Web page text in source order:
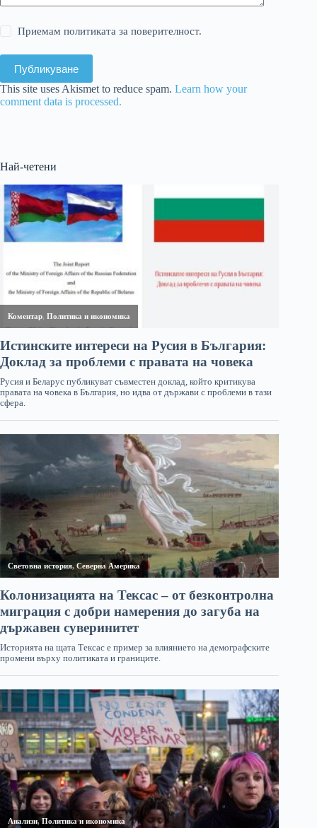
Приемам политиката за поверителност.
Публикуване
This site uses Akismet to reduce spam. Learn how your
comment data is processed.
Най-четени